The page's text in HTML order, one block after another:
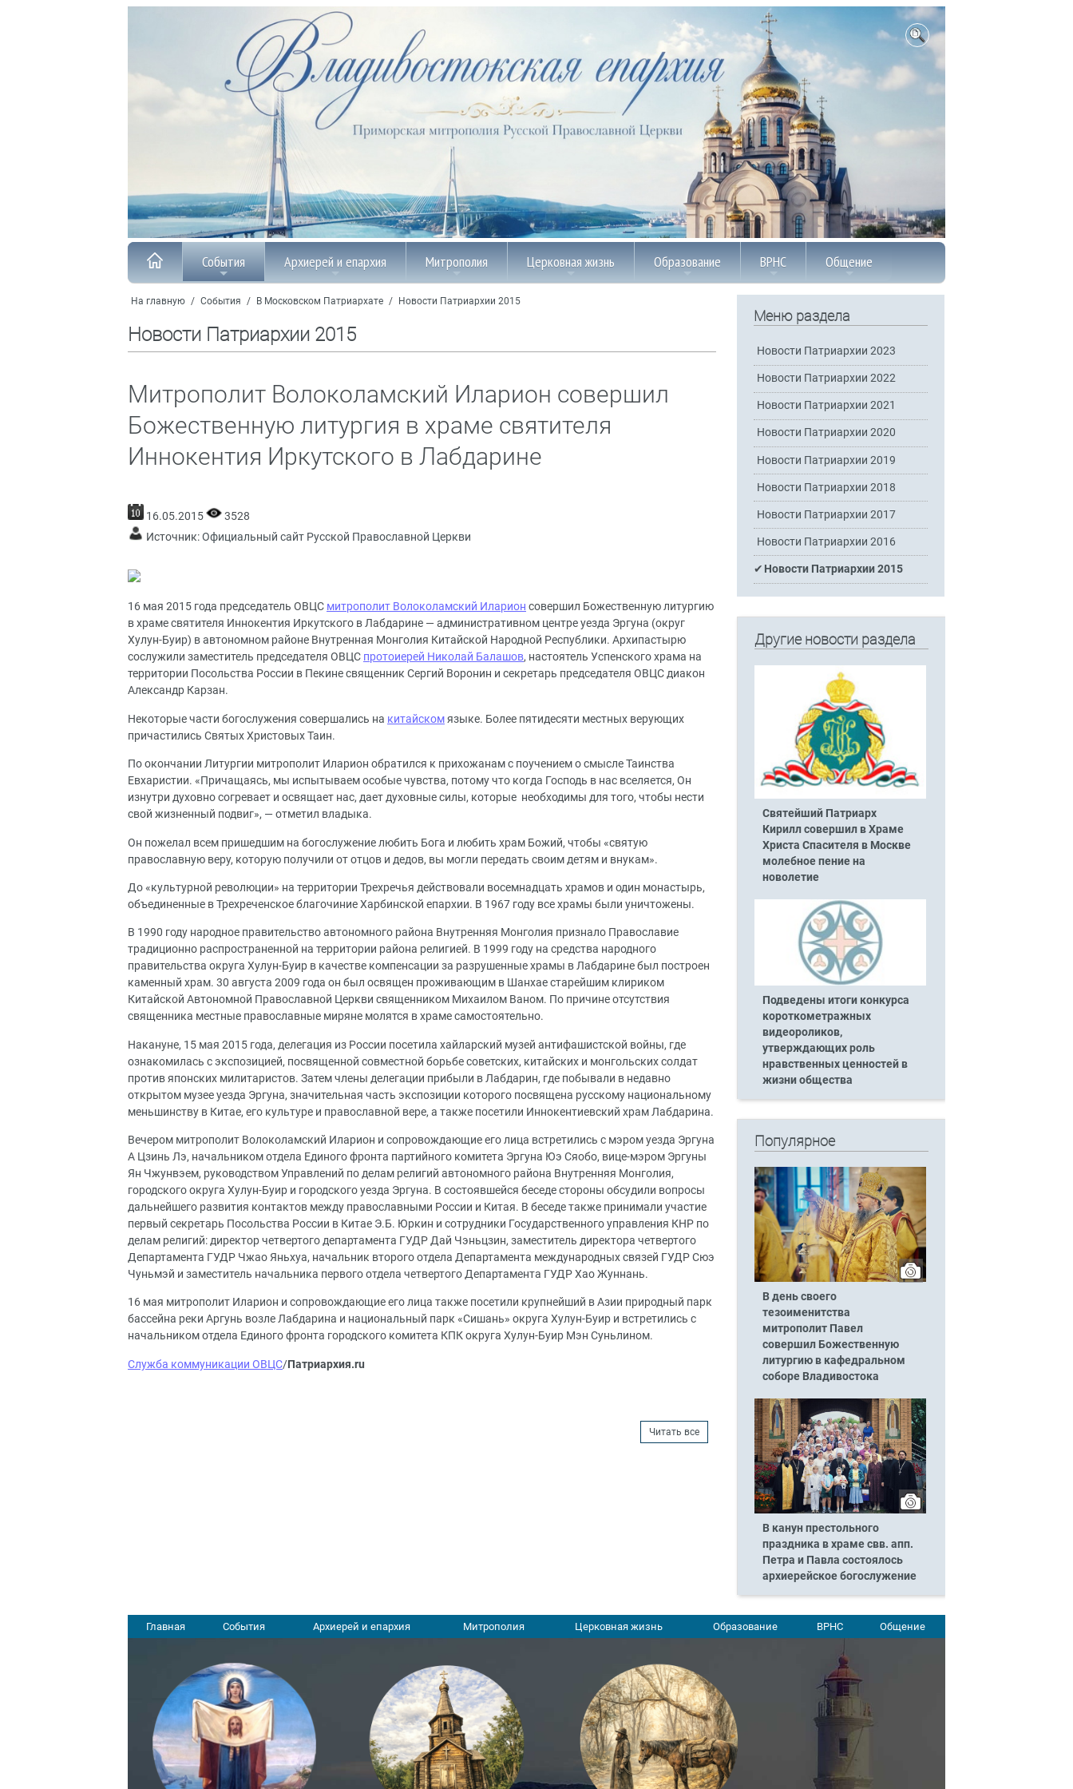
События Архиерей и епархия Митрополия Церковная жизнь Образование ВРНС Общение
На главную / События / В Московском Патриархате / Новости Патриархии 2015
Новости Патриархии 2015
Митрополит Волоколамский Иларион совершил
Божественную литургия в храме святителя
Иннокентия Иркутского в Лабдарине
16.05.2015
3528
Источник:Официальный сайт Русской Православной Церкви
16 мая 2015 года председатель ОВЦС митрополит Волоколамский Иларион совершил Божественную литургию
в храме святителя Иннокентия Иркутского в Лабдарине — административном центре уезда Эргуна (округ
Хулун-Буир) в автономном районе Внутренная Монголия Китайской Народной Республики. Архипастырю
сослужили заместитель председателя ОВЦС протоиерей Николай Балашов, настоятель Успенского храма на
территории Посольства России в Пекине священник Сергий Воронин и секретарь председателя ОВЦС диакон
Александр Карзан.
Некоторые части богослужения совершались на китайскомязыке. Более пятидесяти местных верующих
причастились Святых Христовых Таин.
По окончании Литургии митрополит Иларион обратился к прихожанам с поучением о смысле Таинства
Евхаристии. «Причащаясь, мы испытываем особые чувства, потому что когда Господь в нас вселяется, Он
изнутри духовно согревает и освящает нас, дает духовные силы, которые необходимы для того, чтобы нести
свой жизненный подвиг», — отметил владыка.
Он пожелал всем пришедшим на богослужение любить Бога и любить храм Божий, чтобы «святую
православную веру, которую получили от отцов и дедов, вы могли передать своим детям и внукам».
До «культурной революции» на территории Трехречья действовали восемнадцать храмов и один монастырь,
объединенные в Трехреченское благочиние Харбинской епархии. В 1967 году все храмы были уничтожены.
В 1990 году народное правительство автономного района Внутренняя Монголия признало Православие
традиционно распространенной на территории района религией. В 1999 году на средства народного
правительства округа Хулун-Буир в качестве компенсации за разрушенные храмы в Лабдарине был построен
каменный храм. 30 августа 2009 года он был освящен проживающим в Шанхае старейшим клириком
Китайской Автономной Православной Церкви священником Михаилом Ваном. По причине отсутствия
священника местные православные миряне молятся в храме самостоятельно.
Накануне, 15 мая 2015 года, делегация из России посетила хайларский музей антифашистской войны, где
ознакомилась с экспозицией, посвященной совместной борьбе советских, китайских и монгольских солдат
против японских милитаристов. Затем члены делегации прибыли в Лабдарин, где побывали в недавно
открытом музее уезда Эргуна, значительная часть экспозиции которого посвящена русскому национальному
меньшинству в Китае, его культуре и православной вере, а также посетили Иннокентиевский храм Лабдарина.
Вечером митрополит Волоколамский Иларион и сопровождающие его лица встретились с мэром уезда Эргуна
А Цзинь Лэ, начальником отдела Единого фронта партийного комитета Эргуна Юэ Сяобо, вице-мэром Эргуны
Ян Чжунвэем, руководством Управлений по делам религий автономного района Внутренняя Монголия,
городского округа Хулун-Буир и городского уезда Эргуна. В состоявшейся беседе стороны обсудили вопросы
дальнейшего развития контактов между православными России и Китая. В беседе также принимали участие
первый секретарь Посольства России в Китае Э.Б. Юркин и сотрудники Государственного управления КНР по
делам религий: директор четвертого департамента ГУДР Дай Чэньцзин, заместитель директора четвертого
Департамента ГУДР Чжао Яньхуа, начальник второго отдела Департамента международных связей ГУДР Сюэ
Чуньмэй и заместитель начальника первого отдела четвертого Департамента ГУДР Хао Жуннань.
16 мая митрополит Иларион и сопровождающие его лица также посетили крупнейший в Азии природный парк
бассейна реки Аргунь возле Лабдарина и национальный парк «Сишань» округа Хулун-Буир и встретились с
начальником отдела Единого фронта городского комитета КПК округа Хулун-Буир Мэн Суньлином.
Служба коммуникации ОВЦС/Патриархия.ru
Читать все
Меню раздела
Новости Патриархии 2023
Новости Патриархии 2022
Новости Патриархии 2021
Новости Патриархии 2020
Новости Патриархии 2019
Новости Патриархии 2018
Новости Патриархии 2017
Новости Патриархии 2016
Новости Патриархии 2015
Другие новости раздела
Святейший Патриарх
Кирилл совершил в Храме
Христа Спасителя в Москве
молебное пение на
новолетие
Подведены итоги конкурса
короткометражных
видеороликов,
утверждающих роль
нравственных ценностей в
жизни общества
Популярное
В день своего
тезоименитства
митрополит Павел
совершил Божественную
литургию в кафедральном
соборе Владивостока
В канун престольного
праздника в храме свв. апп.
Петра и Павла состоялось
архиерейское богослужение
Главная События Архиерей и епархия Митрополия Церковная жизнь Образование ВРНС Общение